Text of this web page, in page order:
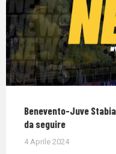
Benevento-Juve
da seguire
4 Aprile 2024